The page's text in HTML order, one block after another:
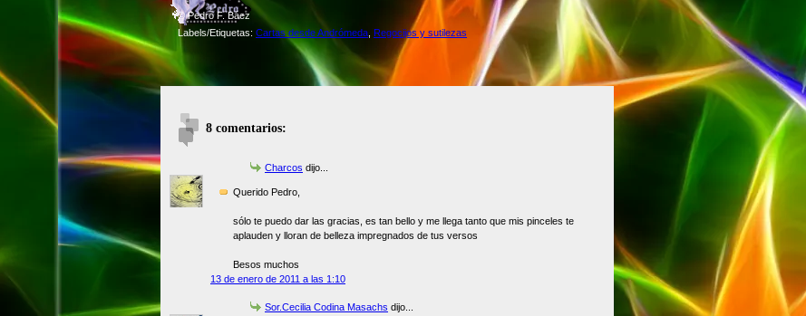
©Pedro F. Báez
Labels/Etiquetas: Cartas desde Andrómeda Regocijos y sutilezas
8 comentarios:
Charcos dijo...
Querido Pedro,
sólo te puedo dar las gracias, es tan bello y me llega tanto que mis pinceles te
aplauden y lloran de belleza impregnados de tus versos
Besos muchos
13 de enero de 2011 a las 1:10
Sor.Cecilia Codina Masachs dijo...